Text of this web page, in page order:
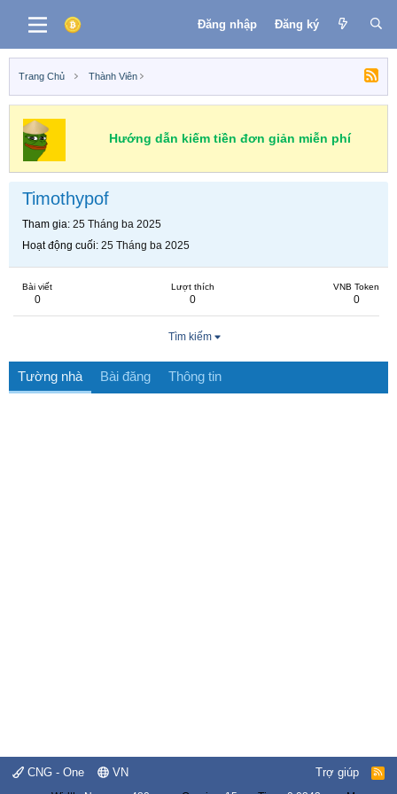
Đăng nhập Đăng ký
Trang Chủ Thành Viên
Hướng dẫn kiếm tiền đơn giản miễn phí
Timothypof
Tham gia 25 Tháng ba 2025
Hoạt động cuối 25 Tháng ba 2025
Bài viết
0
Lượt thích
0
VNB Token
0
Tìm kiếm
Tường nhà Bài đăng Thông tin
CNG - One VN Trợ giúp
R